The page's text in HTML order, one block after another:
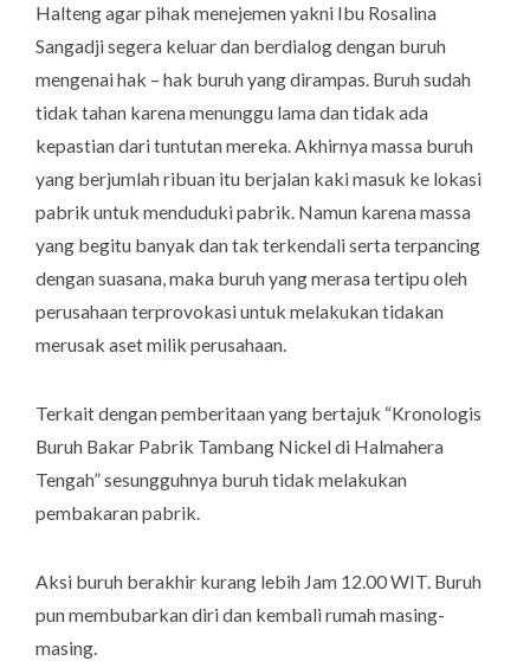
Halteng agar pihak menejemen yakni Ibu Rosalina
Sangadji segera keluar dan berdialog dengan buruh
mengenai hak – hak buruh yang dirampas. Buruh sudah
tidak tahan karena menunggu lama dan tidak ada
kepastian dari tuntutan mereka. Akhirnya massa buruh
yang berjumlah ribuan itu berjalan kaki masuk ke lokasi
pabrik untuk menduduki pabrik. Namun karena massa
yang begitu banyak dan tak terkendali serta terpancing
dengan suasana, maka buruh yang merasa tertipu oleh
perusahaan terprovokasi untuk melakukan tidakan
merusak aset milik perusahaan.
Terkait dengan pemberitaan yang bertajuk “Kronologis
Buruh Bakar Pabrik Tambang Nickel di Halmahera
Tengah” sesungguhnya buruh tidak melakukan
pembakaran pabrik.
Aksi buruh berakhir kurang lebih Jam 12.00 WIT. Buruh
pun membubarkan diri dan kembali rumah masing-
masing.